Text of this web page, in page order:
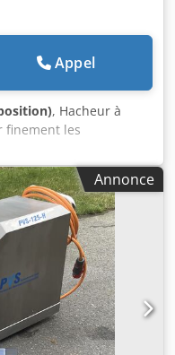
Appel
, Hacheur à
finement les
Djdpfxji A U Tqo
et copeaux de
Annonce